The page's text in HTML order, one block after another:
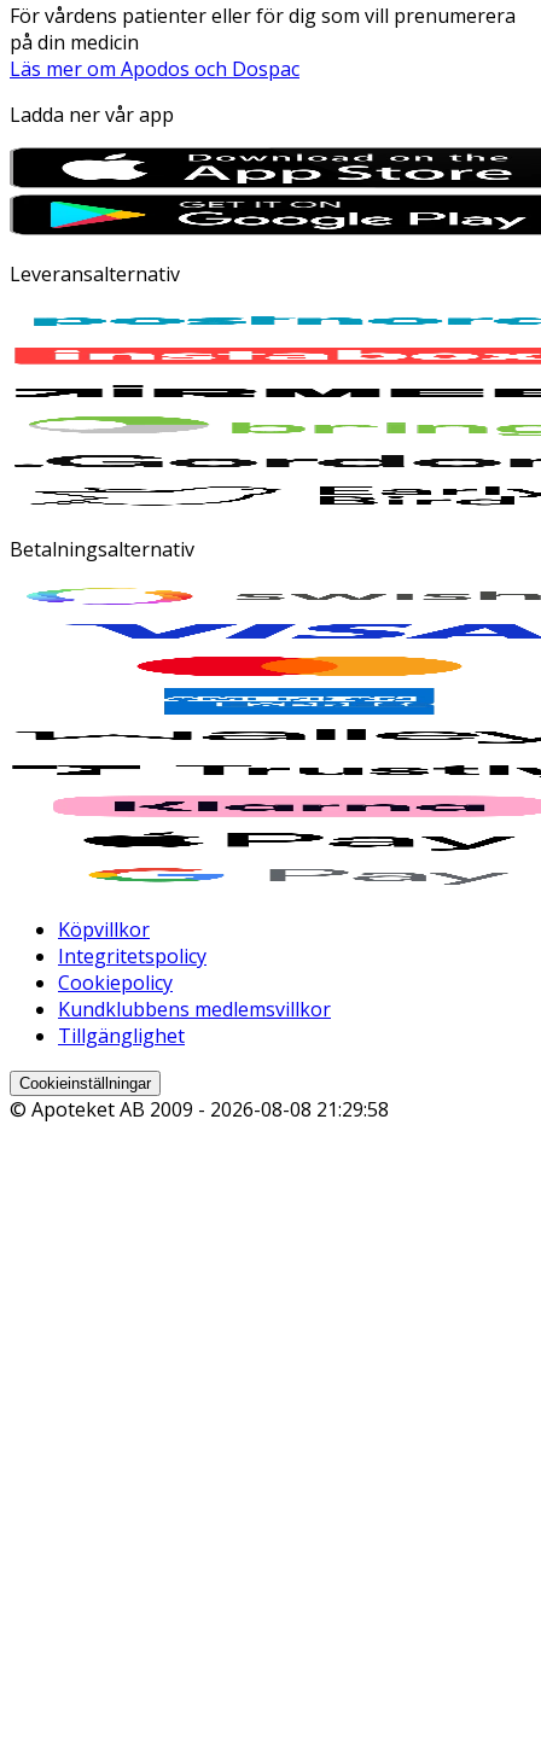
För vårdens patienter eller för dig som vill prenumerera
på din medicin
Läs mer om Apodos och Dospac
Ladda ner vår app
Leveransalternativ
Betalningsalternativ
Köpvillkor
Integritetspolicy
Cookiepolicy
Kundklubbens medlemsvillkor
Tillgänglighet
Cookieinställningar
© Apoteket AB 2009 - 2026-08-08 21:29:58